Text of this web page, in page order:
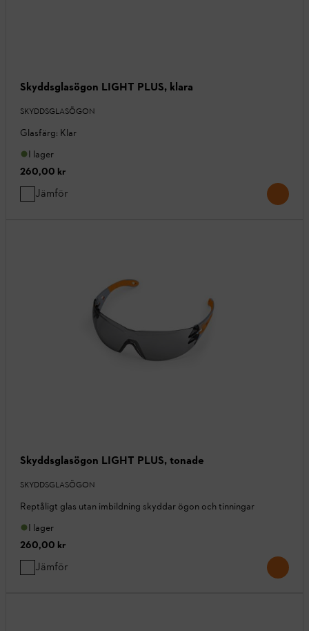
Skyddsglasögon LIGHT PLUS, klara
SKYDDSGLASÖGON
Glasfärg: Klar
I lager
260,00 kr
Jämför
Skyddsglasögon LIGHT PLUS, tonade
SKYDDSGLASÖGON
Reptåligt glas utan imbildning skyddar ögon och tinningar
I lager
260,00 kr
Jämför